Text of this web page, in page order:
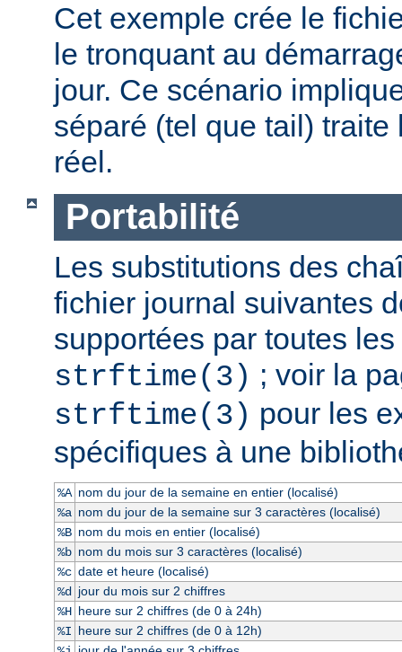
Cet exemple crée le
le tronquant au
jour. Ce scénario
séparé (tel que tail)
réel.
Portabilité
Les substitutions des
fichier journal suivantes
supportées par toutes
strftime(3) ; voir la
strftime(3) pour les
spécifiques à une
%A nom du jour de la semaine en entier (localisé)
%a nom du jour de la semaine sur 3 caractères (localisé)
%B nom du mois en entier (localisé)
%b nom du mois sur 3 caractères (localisé)
%c date et heure (localisé)
%d
jour du mois sur 2 chiffres
%H heure sur 2 chiffres (de 0 à 24h)
%I heure sur 2 chiffres (de 0 à 12h)